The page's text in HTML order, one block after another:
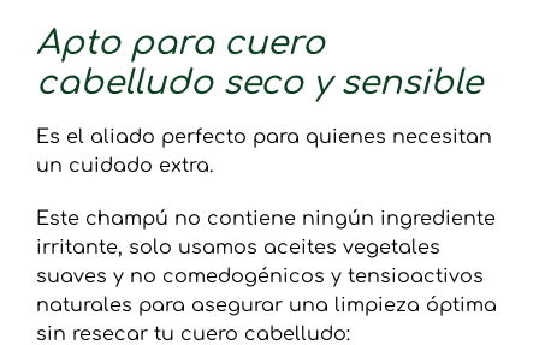
Apto para cuero
cabelludo seco y sensible
Es el aliado perfecto para quienes necesitan
un cuidado extra.
Este champú no contiene ningún ingrediente
irritante, solo usamos aceites vegetales
suaves y no comedogénicos y tensioactivos
naturales para asegurar una limpieza óptima
sin resecar tu cuero cabelludo: